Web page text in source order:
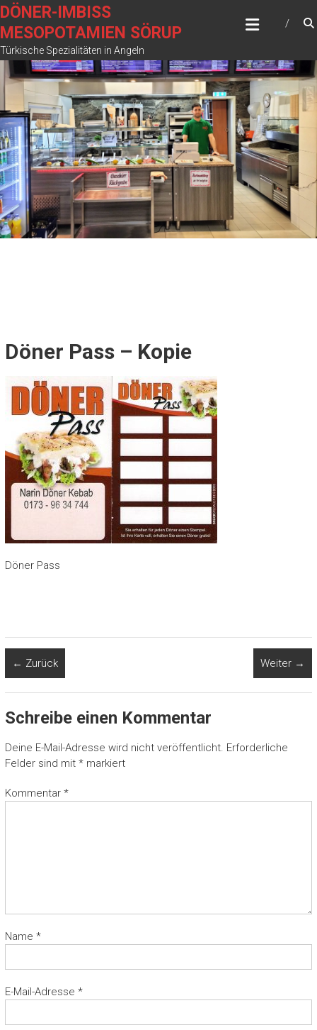
Zum
springen
DÖNER-IMBISS
MESOPOTAMIEN SÖRUP
Türkische Spezialitäten in Angeln
Döner Pass – Kopie
Döner Pass
← Zurück Weiter →
Schreibe einen Kommentar
Deine E-Mail-Adresse wird nicht veröffentlicht. Erforderliche
Felder sind mit *markiert
Kommentar *
Name *
E-Mail-Adresse *